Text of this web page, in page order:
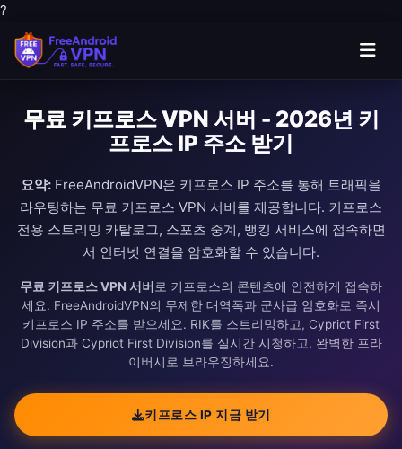
?
무료 키프로스 VPN 서버 - 2026년 키
프로스 IP 주소 받기
요약: FreeAndroidVPN은 키프로스 IP 주소를 통해 트래픽을
라우팅하는 무료 키프로스 VPN 서버를 제공합니다. 키프로스
전용 스트리밍 카탈로그, 스포츠 중계, 뱅킹 서비스에 접속하면
서 인터넷 연결을 암호화할 수 있습니다.
무료 키프로스 VPN 서버 로 키프로스의 콘텐츠에 안전하게 접속하
세요. FreeAndroidVPN의 무제한 대역폭과 군사급 암호화로 즉시
키프로스 IP 주소를 받으세요. RIK를 스트리밍하고, Cypriot First
Division과 Cypriot First Division를 실시간 시청하고, 완벽한 프라
이버시로 브라우징하세요.
키프로스 IP 지금 받기